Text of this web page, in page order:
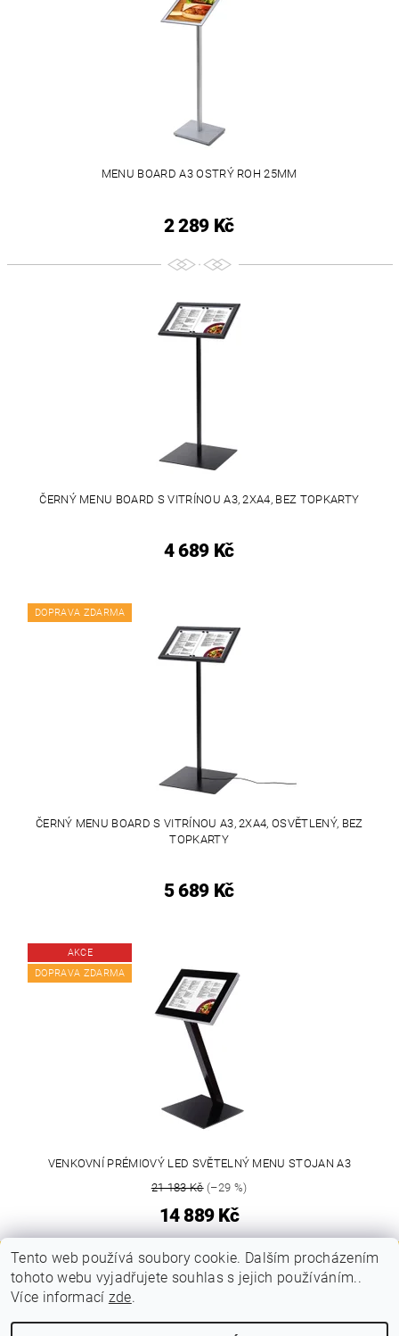
MENU BOARD A3 OSTRÝ ROH 25MM
2 289 Kč
ČERNÝ MENU BOARD S VITRÍNOU A3, 2XA4, BEZ TOPKARTY
4 689 Kč
DOPRAVA ZDARMA
ČERNÝ MENU BOARD S VITRÍNOU A3, 2XA4, OSVĚTLENÝ, BEZ
TOPKARTY
5 689 Kč
AKCE
DOPRAVA ZDARMA
VENKOVNÍ PRÉMIOVÝ LED SVĚTELNÝ MENU STOJAN A3
21 183 Kč(–29 %)
14 889 Kč
PLAKÁTOVÉ RÁMY A KLAPRÁMY | VITRÍNY A NÁSTĚNKY |
STOJANY A POUTAČE
Tento web používá soubory cookie. Dalším procházením
tohoto webu vyjadřujete souhlas s jejich používáním..
Více informací zde.